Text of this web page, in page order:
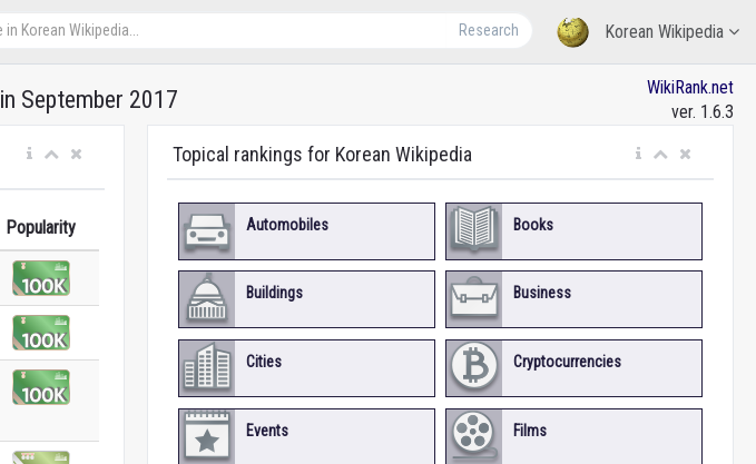
Korean Wikipedia
Research
in September 2017
WikiRank.net
ver. 1.6.3
Popularity
Topical rankings for Korean Wikipedia
Automobiles Books
Buildings Business
Cities Cryptocurrencies
Events Films